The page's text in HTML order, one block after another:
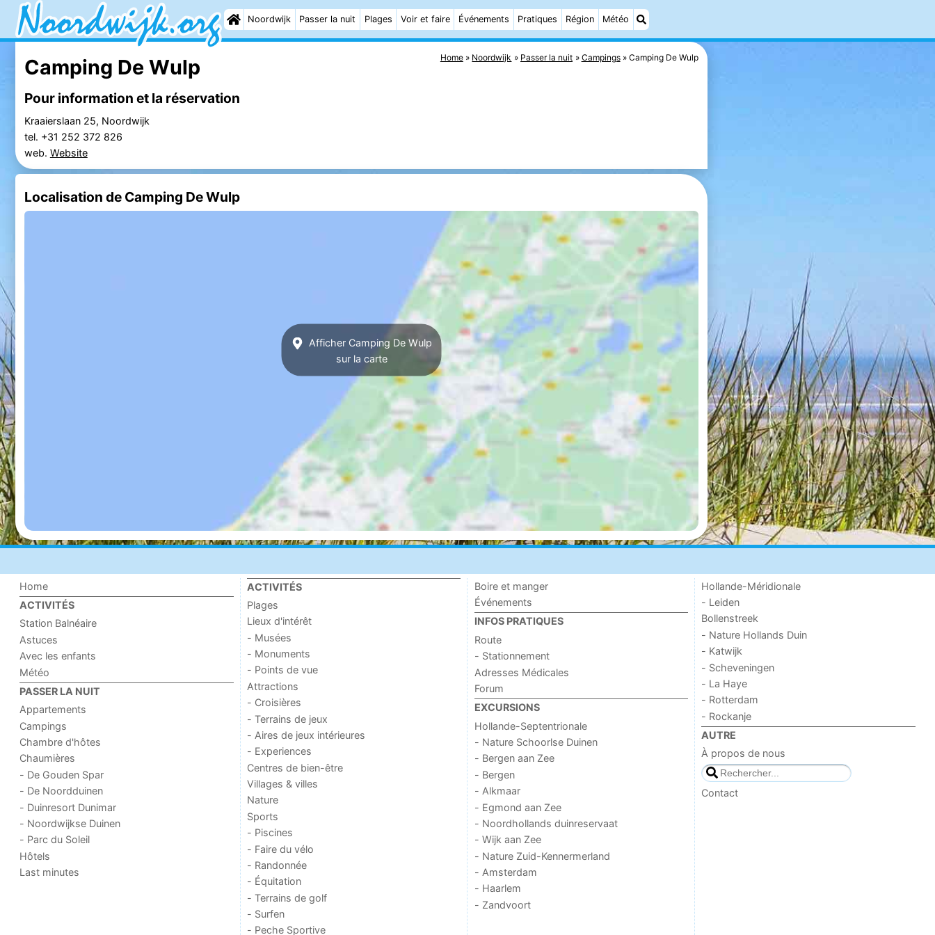
Noordwijk Passer la nuit Plages Voir et faire Événements Pratiques Région Météo
Home Noordwijk Passer la nuit Campings Camping De Wulp
Camping De Wulp
Pour information et la réservation
Kraaierslaan 25, Noordwijk
tel. +31 252 372 826
web. Website
Localisation de Camping De Wulp
Afficher Camping De Wulp
sur la carte
Home
ACTIVITÉS
Station Balnéaire
Astuces
Avec les enfants
Météo
PASSER LA NUIT
Appartements
Campings
Chambre d'hôtes
Chaumières
- De Gouden Spar
- De Noordduinen
- Duinresort Dunimar
- Noordwijkse Duinen
- Parc du Soleil
Hôtels
Last minutes
ACTIVITÉS
Plages
Lieux d'intérêt
- Musées
- Monuments
- Points de vue
Attractions
- Croisières
- Terrains de jeux
- Aires de jeux intérieures
- Experiences
Centres de bien-être
Villages & villes
Nature
Sports
- Piscines
- Faire du vélo
- Randonnée
- Équitation
- Terrains de golf
- Surfen
- Peche Sportive
Boire et manger
Événements
INFOS PRATIQUES
Route
- Stationnement
Adresses Médicales
Forum
EXCURSIONS
Hollande-Septentrionale
- Nature Schoorlse Duinen
- Bergen aan Zee
- Bergen
- Alkmaar
- Egmond aan Zee
- Noordhollands duinreservaat
- Wijk aan Zee
- Nature Zuid-Kennermerland
- Amsterdam
- Haarlem
- Zandvoort
Hollande-Méridionale
- Leiden
Bollenstreek
- Nature Hollands Duin
- Katwijk
- Scheveningen
- La Haye
- Rotterdam
- Rockanje
AUTRE
À propos de nous
Contact